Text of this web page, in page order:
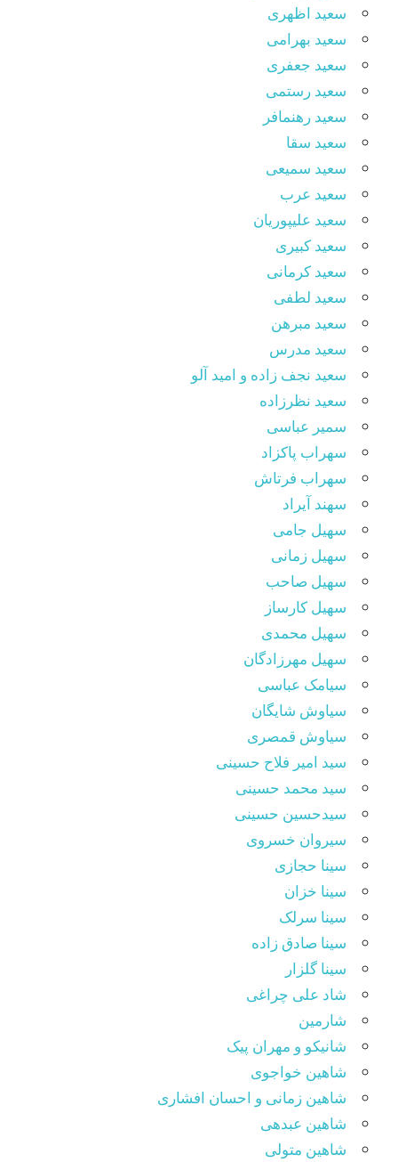
سعید اظهری
سعید بهرامی
سعید جعفری
سعید رستمی
سعید رهنمافر
سعید سقا
سعید سمیعی
سعید عرب
سعید علیپوریان
سعید کبیری
سعید کرمانی
سعید لطفی
سعید مبرهن
سعید مدرس
سعید نجف زاده و امید آلو
سعید نظرزاده
سمیر عباسی
سهراب پاکزاد
سهراب فرتاش
سهند آیراد
سهیل جامی
سهیل زمانی
سهیل صاحب
سهیل کارساز
سهیل محمدی
سهیل مهرزادگان
سیامک عباسی
سیاوش شایگان
سیاوش قمصری
سید امیر فلاح حسینی
سید محمد حسینی
سیدحسین حسینی
سیروان خسروی
سینا حجازی
سینا خزان
سینا سرلک
سینا صادق زاده
سینا گلزار
شاد علی چراغی
شارمین
شانیکو و مهران پیک
شاهین خواجوی
شاهین زمانی و احسان افشاری
شاهین عبدهی
شاهین متولی